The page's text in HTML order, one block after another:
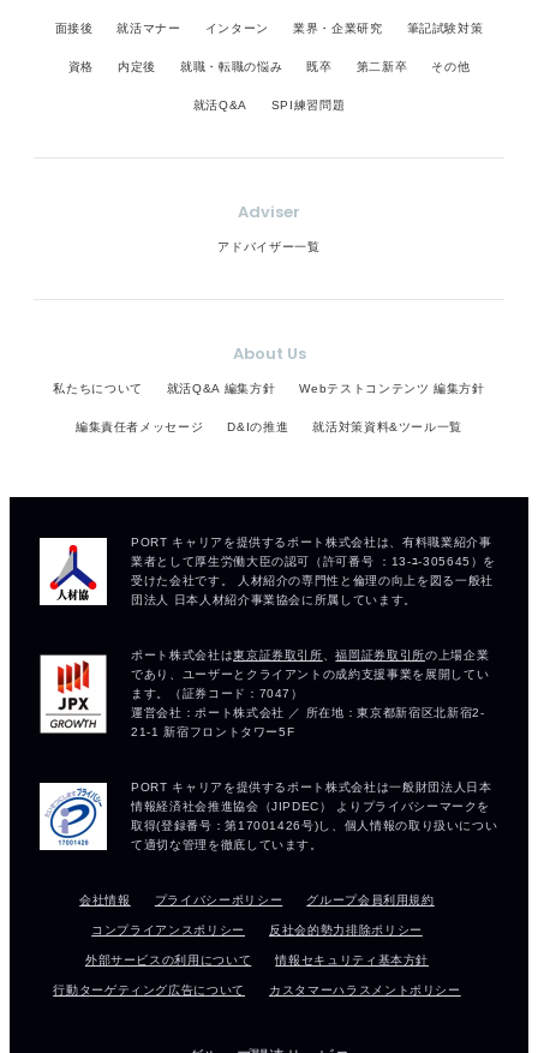
面接後 就活マナー インターン 業界・企業研究 筆記試験対策
資格 内定後 就職・転職の悩み 既卒 第二新卒 その他
就活Q&A SPI練習問題
Adviser
アドバイザー一覧
About Us
私たちについて 就活Q&A 編集方針 Webテストコンテンツ 編集方針
編集責任者メッセージ D&Iの推進 就活対策資料&ツール一覧
会社情報 プライバシーポリシー グループ会員利用規約
コンプライアンスポリシー 反社会的勢力排除ポリシー
外部サービスの利用について 情報セキュリティ基本方針
行動ターゲティング広告について カスタマーハラスメントポリシー